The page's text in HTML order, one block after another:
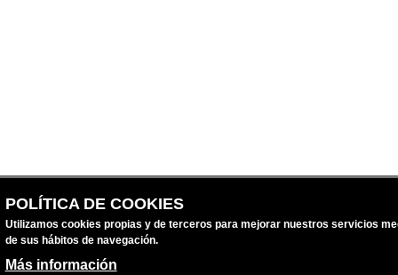
POLÍTICA DE COOKIES
Utilizamos cookies propias y de terceros para mejorar nuestros servicios
de sus hábitos de navegación.
Más información